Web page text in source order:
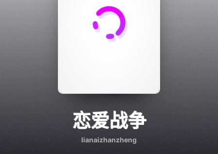
恋爱战争
lianaizhanzheng